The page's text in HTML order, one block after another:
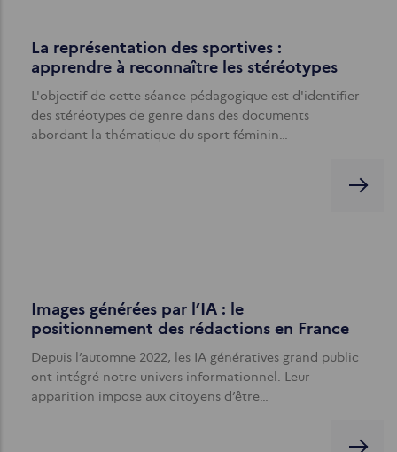
La représentation des sportives :
apprendre à reconnaître les stéréotypes
L'objectif de cette séance pédagogique est d'identifier
des stéréotypes de genre dans des documents
abordant la thématique du sport féminin…
Images générées par l’IA : le
positionnement des rédactions en France
Depuis l’automne 2022, les IA génératives grand public
ont intégré notre univers informationnel. Leur
apparition impose aux citoyens d’être…